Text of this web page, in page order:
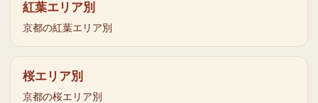
紅葉エリア別
京都の紅葉エリア別
桜エリア別
京都の桜エリア別